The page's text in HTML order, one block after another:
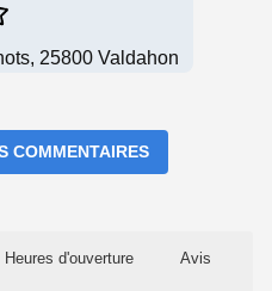
25800 Valdahon
COMMENTAIRES
Heures d'ouverture Avis